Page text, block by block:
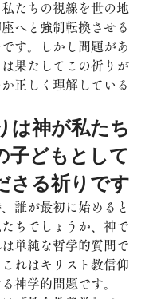
たちの視線を世の地
へと強制転換させる
す。しかし問題があ
果たしてこの祈りが
正しく理解している
は神が私たち
子どもとして
さる祈りです
誰が最初に始めると
ちでしょうか、神で
単純な哲学的質問で
れはキリスト教信仰
神学的問題です。